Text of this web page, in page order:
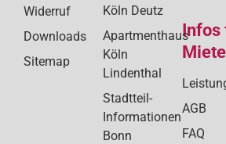
Widerruf
Downloads
Sitemap
Köln Deutz
Apartmenthaus
Köln
Lindenthal
Stadtteil-
Informationen
Bonn
Infos
AGB
FAQ